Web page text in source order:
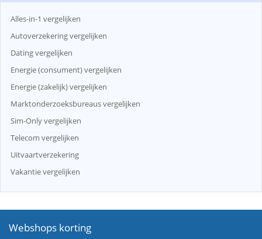
Alles-in-1 vergelijken
Autoverzekering vergelijken
Dating vergelijken
Energie (consument) vergelijken
Energie (zakelijk) vergelijken
Marktonderzoeksbureaus vergelijken
Sim-Only vergelijken
Telecom vergelijken
Uitvaartverzekering
Vakantie vergelijken
Webshops korting